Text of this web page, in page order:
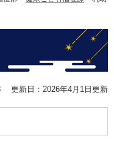
更新日：2026年4月1日更新